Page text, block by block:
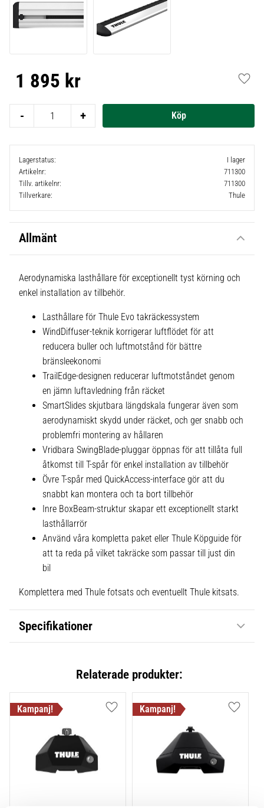
1 895 kr
+
-
Lagerstatus
I lager
Artikelnr
711300
Tillv. artikelnr
711300
Tillverkare
Thule
Allmänt
Aerodynamiska lasthållare för exceptionellt tyst körning och
enkel installation av tillbehör.
Lasthållare för Thule Evo takräckessystem
WindDiffuser-teknik korrigerar luftflödet för att
reducera buller och luftmotstånd för bättre
bränsleekonomi
TrailEdge-designen reducerar luftmotståndet genom
en jämn luftavledning från räcket
SmartSlides skjutbara längdskala fungerar även som
aerodynamiskt skydd under räcket, och ger snabb och
problemfri montering av hållaren
Vridbara SwingBlade-pluggar öppnas för att tillåta full
åtkomst till T-spår för enkel installation av tillbehör
Övre T-spår med QuickAccess-interface gör att du
snabbt kan montera och ta bort tillbehör
Inre BoxBeam-struktur skapar ett exceptionellt starkt
lasthållarrör
Använd våra kompletta paket eller Thule Köpguide för
att ta reda på vilket takräcke som passar till just din
bil
Komplettera med Thule fotsats och eventuellt Thule kitsats.
Specifikationer
Relaterade produkter:
Lägg till i favoriter Lägg